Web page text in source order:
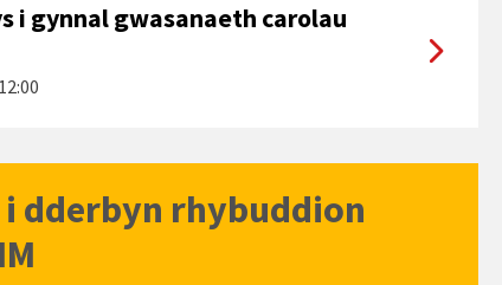
i gynnal gwasanaeth carolau
dderbyn rhybuddion